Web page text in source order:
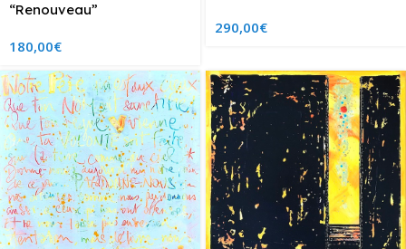
“Renouveau”
180,00€
290,00€